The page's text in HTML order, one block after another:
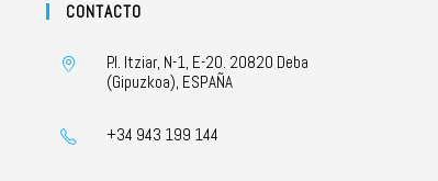
CONTACTO
P.I. Itziar, N-1, E-20. 20820 Deba
(Gipuzkoa), ESPAÑA
+34 943 199 144